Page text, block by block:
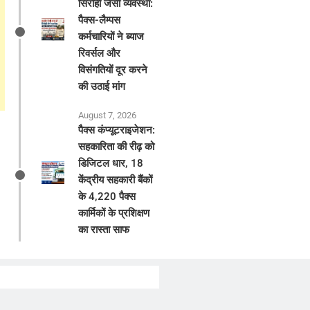
सिरोही जैसी व्यवस्था:
पैक्स-लैम्पस
कर्मचारियों ने ब्याज
रिवर्सल और
विसंगतियों दूर करने
की उठाई मांग
August 7, 2026
पैक्स कंप्यूटराइजेशन:
सहकारिता की रीढ़ को
डिजिटल धार, 18
केंद्रीय सहकारी बैंकों
के 4,220 पैक्स
कार्मिकों के प्रशिक्षण
का रास्ता साफ